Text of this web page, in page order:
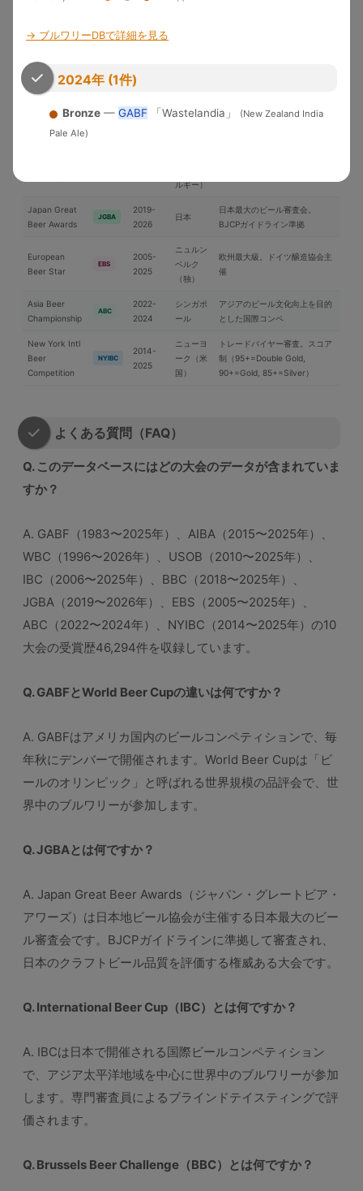
→ ブルワリーDBで詳細を見る
2024年 (1件)
Bronze— GABF 「Wastelandia」
(New Zealand India
Pale Ale)
Beer
Championship
International
IBC
2006-
2025
日本
ンペ。ブラインドテイスティン
ルギー）
Japan Great
Beer Awards
JGBA
2019-
2026
日本
日本最大のビール審査会。
BJCPガイドライン準拠
European
Beer Star
EBS
2005-
2025
ニュルン
ベルク
（独）
欧州最大級。ドイツ醸造協会主
催
Asia Beer
Championship
ABC
2022-
2024
シンガポ
ール
アジアのビール文化向上を目的
とした国際コンペ
New York Intl
Beer
Competition
NYIBC
2014-
2025
ニューヨ
ーク（米
国）
トレードバイヤー審査。スコア
制（95+=Double Gold,
90+=Gold, 85+=Silver）
よくある質問（FAQ）
Q. このデータベースにはどの大会のデータが含まれていま
すか？
A. GABF（1983〜2025年）、AIBA（2015〜2025年）、
WBC（1996〜2026年）、USOB（2010〜2025年）、
IBC（2006〜2025年）、BBC（2018〜2025年）、
JGBA（2019〜2026年）、EBS（2005〜2025年）、
ABC（2022〜2024年）、NYIBC（2014〜2025年）の10
大会の受賞歴46,294件を収録しています。
Q. GABFとWorld Beer Cupの違いは何ですか？
A. GABFはアメリカ国内のビールコンペティションで、毎
年秋にデンバーで開催されます。World Beer Cupは「ビ
ールのオリンピック」と呼ばれる世界規模の品評会で、世
界中のブルワリーが参加します。
Q. JGBAとは何ですか？
A. Japan Great Beer Awards（ジャパン・グレートビア・
アワーズ）は日本地ビール協会が主催する日本最大のビー
ル審査会です。BJCPガイドラインに準拠して審査され、
日本のクラフトビール品質を評価する権威ある大会です。
Q. International Beer Cup（IBC）とは何ですか？
A. IBCは日本で開催される国際ビールコンペティション
で、アジア太平洋地域を中心に世界中のブルワリーが参加
します。専門審査員によるブラインドテイスティングで評
価されます。
Q. Brussels Beer Challenge（BBC）とは何ですか？